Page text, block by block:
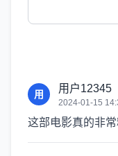
用 用户12345
2024-01-15
这部电影真的非